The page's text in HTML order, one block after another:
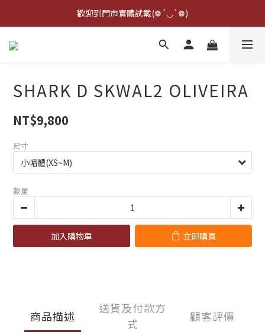
點擊右下方客服可詢問即時庫存☆*: .｡. o(≧▽≦)o .｡.:*☆
歡迎到門市實體試戴(❁´◡`❁)
雨衣盲盒現正開跑╰(*°▽°*)╯
SHARK D SKWAL2 OLIVEIRA
NT$9,800
尺寸
數量
加入購物車 立即購買
商品描述
送貨及付款方
式
顧客評價